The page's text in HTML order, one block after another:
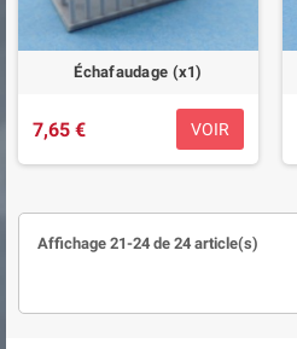
Échafaudage (x1)
7,65 € VOIR
Affichage 21-24 de 24 article(s)